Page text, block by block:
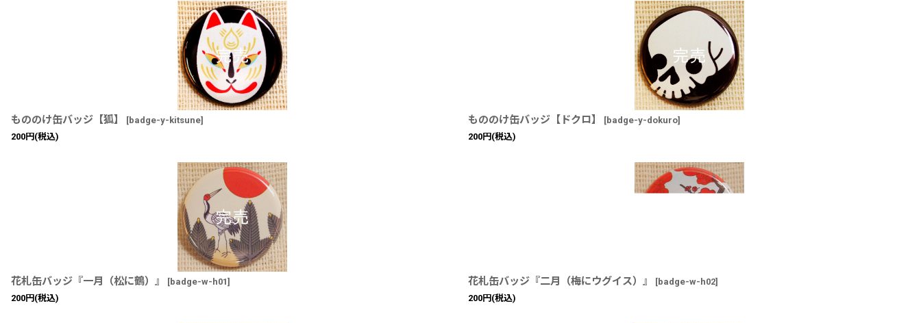
もののけ缶バッジ【狐】 [badge-y-kitsune]
200円 (税込)
もののけ缶バッジ【ドクロ】 [badge-y-dokuro]
200円 (税込)
花札缶バッジ『一月（松に鶴）』 [badge-w-h01]
200円 (税込)
花札缶バッジ『二月（梅にウグイス）』 [badge-w-h02]
200円 (税込)